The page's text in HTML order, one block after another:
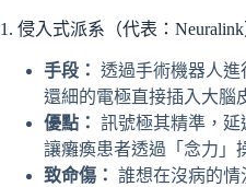
1. 侵入式派系（代表：Neuralink
手段： 透過手術機器人
還細的電極直接插入大腦
優點： 訊號極其精準，
讓癱瘓患者透過「念力」
致命傷： 誰想在沒病的